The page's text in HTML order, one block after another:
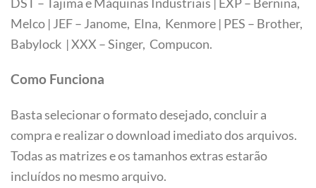
Melco | JEF – Janome, Elna, Kenmore | PES – Brother,
Babylock | XXX – Singer, Compucon.
Como Funciona
Basta selecionar o formato desejado, concluir a
compra e realizar o download imediato dos arquivos.
Todas as matrizes e os tamanhos extras estarão
incluídos no mesmo arquivo.
Tamanhos